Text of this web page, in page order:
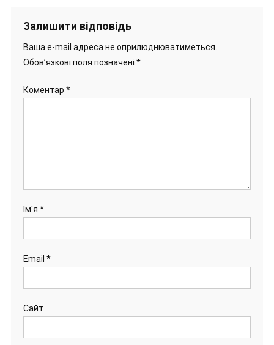
Залишити відповідь
Ваша e-mail адреса не оприлюднюватиметься.
Обов’язкові поля позначені *
Коментар *
Ім'я *
Email *
Сайт